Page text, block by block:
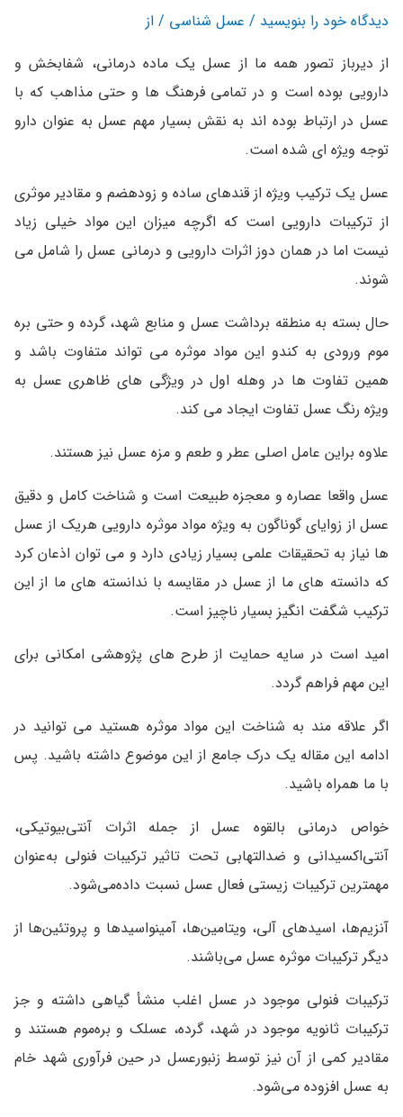
دیدگاه‌ خود را بنویسید / عسل شناسی/ از
از دیرباز تصور همه ما از عسل یک ماده درمانی، شفابخش و
دارویی بوده است و در تمامی فرهنگ ها و حتی مذاهب که با
عسل در ارتباط بوده اند به نقش بسیار مهم عسل به عنوان دارو
توجه ویژه ای شده است.
عسل یک ترکیب ویژه از قندهای ساده و زودهضم و مقادیر موثری
از ترکیبات دارویی است که اگرچه میزان این مواد خیلی زیاد
نیست اما در همان دوز اثرات دارویی و درمانی عسل را شامل می
شوند.
حال بسته به منطقه برداشت عسل و منابع شهد، گرده و حتی بره
موم ورودی به کندو این مواد موثره می تواند متفاوت باشد و
همین تفاوت ها در وهله اول در ویژگی های ظاهری عسل به
ویژه رنگ عسل تفاوت ایجاد می کند.
علاوه براین عامل اصلی عطر و طعم و مزه عسل نیز هستند.
عسل واقعا عصاره و معجزه طبیعت است و شناخت کامل و دقیق
عسل از زوایای گوناگون به ویژه مواد موثره دارویی هریک از عسل
ها نیاز به تحقیقات علمی بسیار زیادی دارد و می توان اذعان کرد
که دانسته های ما از عسل در مقایسه با ندانسته های ما از این
ترکیب شگفت انگیز بسیار ناچیز است.
امید است در سایه حمایت از طرح های پژوهشی امکانی برای
این مهم فراهم گردد.
اگر علاقه مند به شناخت این مواد موثره هستید می توانید در
ادامه این مقاله یک درک جامع از این موضوع داشته باشید. پس
با ما همراه باشید.
خواص درمانی بالقوه عسل از جمله اثرات آنتی‌بیوتیکی،
آنتی‌اکسیدانی و ضدالتهابی تحت تاثیر ترکیبات فنولی به‌عنوان
مهمترین ترکیبات زیستی فعال عسل نسبت داده‌می‌شود.
آنزیم‌ها، اسیدهای آلی، ویتامین‌ها، آمینواسیدها و پروتئین‌ها از
دیگر ترکیبات موثره عسل می‌باشند.
ترکیبات فنولی موجود در عسل اغلب منشأ گیاهی داشته و جز
ترکیبات ثانویه موجود در شهد، گرده، عسلک و بره‌موم هستند و
مقادیر کمی از آن نیز توسط زنبورعسل در حین فرآوری شهد خام
به عسل افزوده می‌شود.